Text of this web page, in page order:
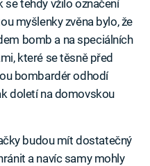
tehdy vžilo označení
myšlenky zvěna bylo, že
bomb a na speciálních
které se těsně před
bombardér odhodí
doletí na domovskou
budou mít dostatečný
a navíc samy mohly